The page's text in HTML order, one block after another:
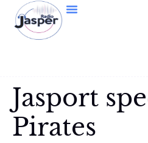
Jasport
Pirates